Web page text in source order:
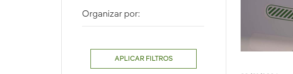
Organizar por:
APLICAR FILTROS